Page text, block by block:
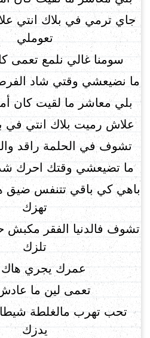
جاي ترمي في بلاك انتي
تعوملي
سومنا غالي نلمع تعمى
ما نضيعشي وقتي شاد
بلي معاشر ما لقيت كان
علاش رميت بلاك انتي في
تشوف في الحلمة راقد
ما تضيعشي وقتك احرك شد
باهي كي باقي تتنفس ضيق
تهزك
تشوف فالدنيا الفقر مكبش
تلزك
عمرك يجري هاك
تعمى لين ما عادش
تحب تهرب مالغلطة
يدزك